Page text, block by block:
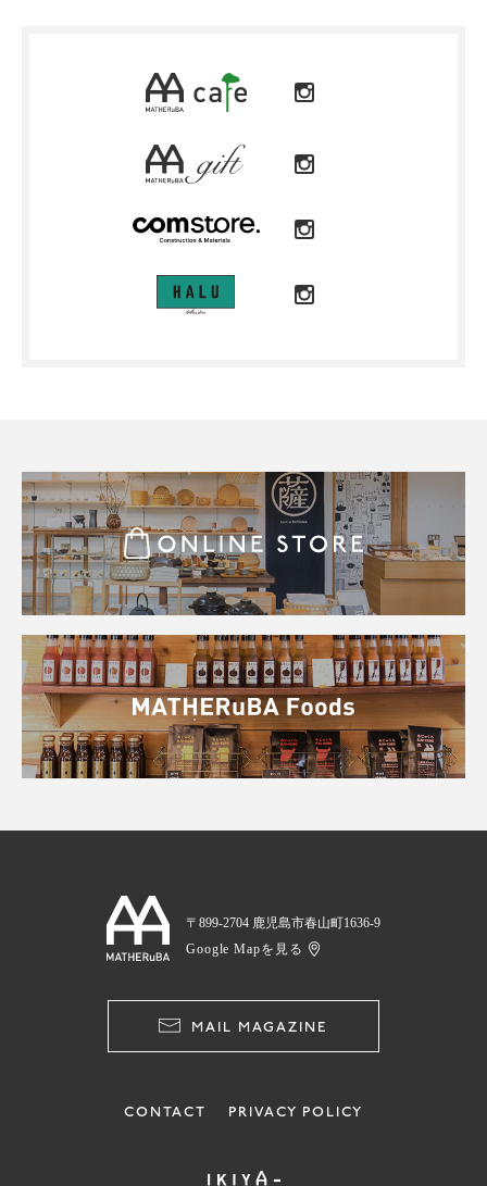
〒899-2704 鹿児島市春山町1636-9
Google Mapを見る
MAIL MAGAZINE
CONTACT PRIVACY POLICY